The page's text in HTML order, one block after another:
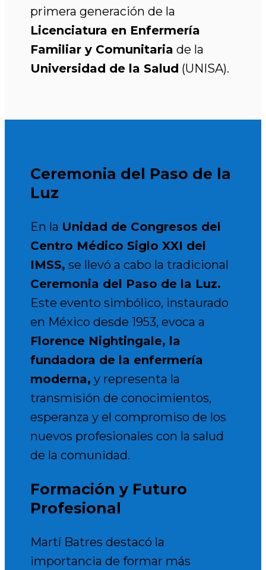
primera generación de la
Licenciatura en Enfermería
Familiar y Comunitaria de la
Universidad de la Salud (UNISA).
Ceremonia del Paso de la
Luz
En la Unidad de Congresos del
Centro Médico Siglo XXI del
IMSS, se llevó a cabo la tradicional
Ceremonia del Paso de la Luz.
Este evento simbólico, instaurado
en México desde 1953, evoca a
Florence Nightingale, la
fundadora de la enfermería
moderna, y representa la
transmisión de conocimientos,
esperanza y el compromiso de los
nuevos profesionales con la salud
de la comunidad.
Formación y Futuro
Profesional
Martí Batres destacó la
importancia de formar más